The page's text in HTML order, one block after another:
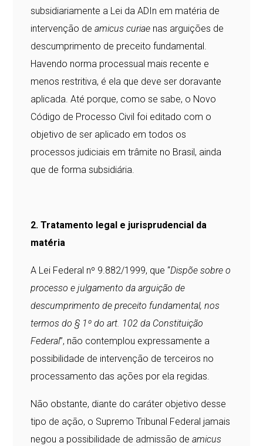
subsidiariamente a Lei da ADIn em matéria de
intervenção deamicus curiae nas arguições de
descumprimento de preceito fundamental.
Havendo norma processual mais recente e
menos restritiva, é ela que deve ser doravante
aplicada. Até porque, como se sabe, o Novo
Código de Processo Civil foi editado com o
objetivo de ser aplicado em todos os
processos judiciais em trâmite no Brasil, ainda
que de forma subsidiária.
2. Tratamento legal e jurisprudencial da
matéria
A Lei Federal nº 9.882/1999, que “Dispõe sobre o
processo e julgamento da arguição de
descumprimento de preceito fundamental, nos
termos do § 1º do art. 102 da Constituição
Federal”, não contemplou expressamente a
possibilidade de intervenção de terceiros no
processamento das ações por ela regidas.
Não obstante, diante do caráter objetivo desse
tipo de ação, o Supremo Tribunal Federal jamais
negou a possibilidade de admissão deamicus